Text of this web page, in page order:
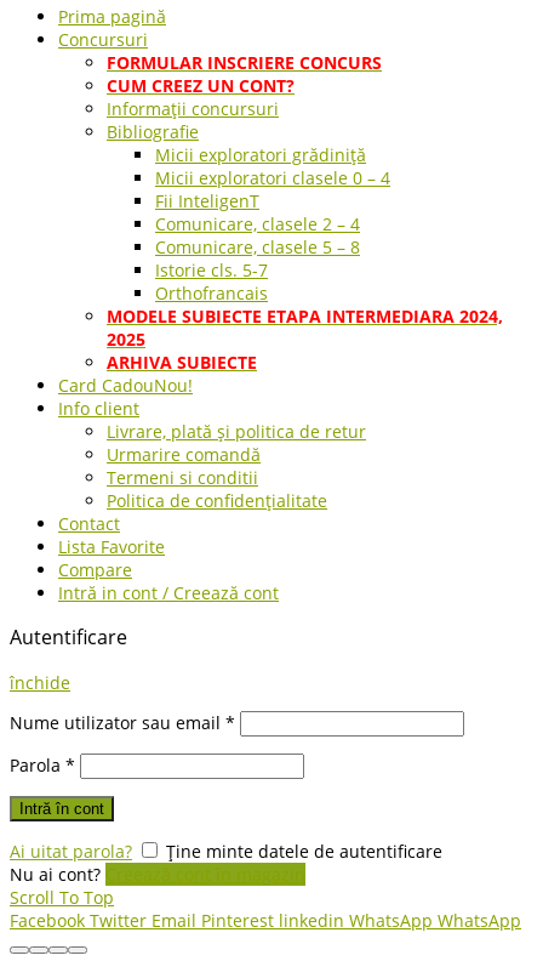
Prima pagină
Concursuri
FORMULAR INSCRIERE CONCURS
CUM CREEZ UN CONT?
Informații concursuri
Bibliografie
Micii exploratori grădiniță
Micii exploratori clasele 0 – 4
Fii InteligenT
Comunicare, clasele 2 – 4
Comunicare, clasele 5 – 8
Istorie cls. 5-7
Orthofrancais
MODELE SUBIECTE ETAPA INTERMEDIARA 2024,
2025
ARHIVA SUBIECTE
Card CadouNou!
Info client
Livrare, plată și politica de retur
Urmarire comandă
Termeni si conditii
Politica de confidențialitate
Contact
Lista Favorite
Compare
Intră in cont / Creează cont
Autentificare
închide
Nume utilizator sau email *
Parola *
Intră în cont
Ai uitat parola?
Ține minte datele de autentificare
Nu ai cont? Creează cont în magazin
Scroll To Top
Facebook Twitter Email Pinterest linkedin WhatsApp WhatsApp